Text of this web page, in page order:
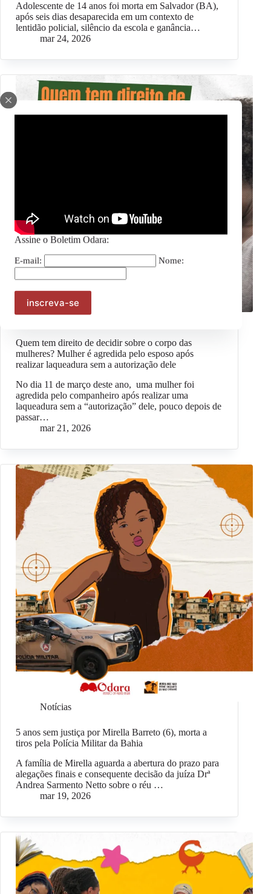
Assine o Boletim Odara:
E-mail: Nome:
Adolescente de 14 anos foi morta em Salvador (BA),
após seis dias desaparecida em um contexto de
lentidão policial, silêncio da escola e ganância…
mar 24, 2026
Notícias
Quem tem direito de decidir sobre o corpo das
mulheres? Mulher é agredida pelo esposo após
realizar laqueadura sem a autorização dele
No dia 11 de março deste ano, uma mulher foi
agredida pelo companheiro após realizar uma
laqueadura sem a “autorização” dele, pouco depois de
passar…
mar 21, 2026
Notícias
5 anos sem justiça por Mirella Barreto (6), morta a
tiros pela Polícia Militar da Bahia
A família de Mirella aguarda a abertura do prazo para
alegações finais e consequente decisão da juíza Drª
Andrea Sarmento Netto sobre o réu …
mar 19, 2026